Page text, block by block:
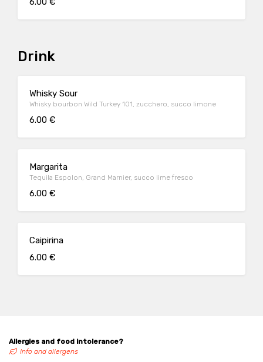
Drink
Whisky Sour
Whisky bourbon Wild Turkey 101, zucchero, succo limone
6.00 €
Margarita
Tequila Espolon, Grand Marnier, succo lime fresco
6.00 €
Caipirina
6.00 €
Allergies and food intolerance?
Info and allergens